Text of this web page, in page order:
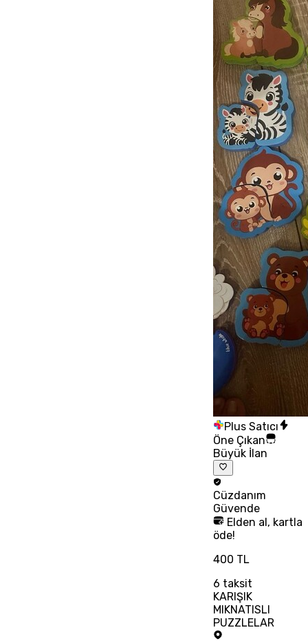
Plus Satıcı
Öne Çıkan
Büyük İlan
Cüzdanım
Güvende
Elden al, kartla
öde!
400 TL
6 taksit
KARIŞIK
MIKNATISLI
PUZZLELAR